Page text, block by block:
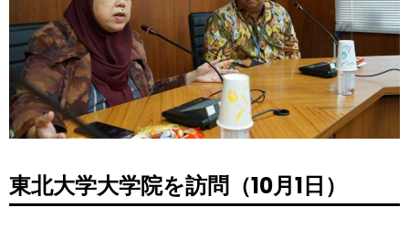
東北大学大学院を訪問（10月1日）